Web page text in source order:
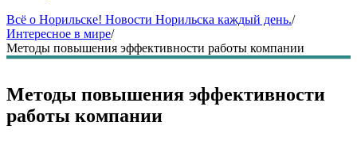
Всё о Норильске! Новости Норильска каждый день./
Интересное в мире/
Методы повышения эффективности работы компании
Методы повышения эффективности
работы компании